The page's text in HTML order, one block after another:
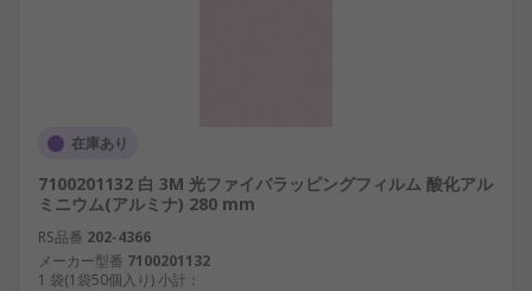
在庫あり
7100201132 白 3M 光ファイバラッピングフィルム 酸化アル
ミニウム(アルミナ) 280 mm
RS品番 202-4366
メーカー型番 7100201132
1 袋(1袋50個入り) 小計：